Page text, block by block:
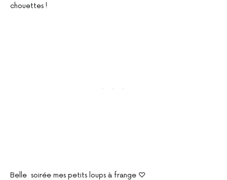
chouettes !
Belle soirée mes petits loups à frange ♡